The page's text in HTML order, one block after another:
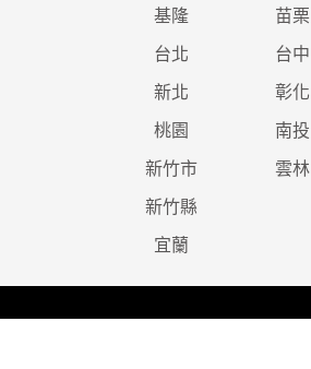
基隆 苗栗
台北 台中
新北 彰化
桃園 南投
新竹市 雲林
新竹縣
宜蘭